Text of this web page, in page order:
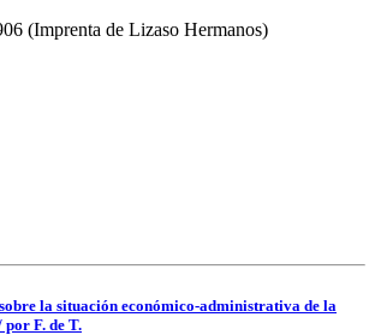
(Imprenta de Lizaso Hermanos)
la situación económico-administrativa de la
F. de T.